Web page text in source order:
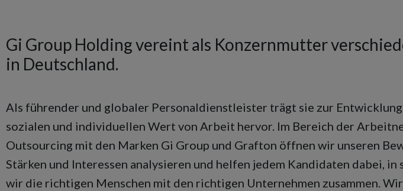
Gi Group Holding vereint als Konzernmutter
in Deutschland.
Als führender und globaler Personaldienstleister trägt sie zur
sozialen und individuellen Wert von Arbeit hervor. Im Bereich der
Outsourcing mit den Marken Gi Group und Grafton öffnen wir unseren
Stärken und Interessen analysieren und helfen jedem Kandidaten dabei,
wir die richtigen Menschen mit den richtigen Unternehmen zusammen.